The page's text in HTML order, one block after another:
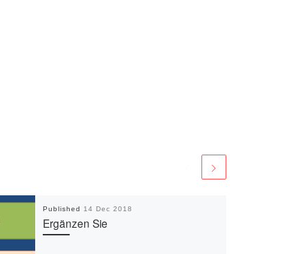
Published 14 Dec 2018
Ergänzen Sie